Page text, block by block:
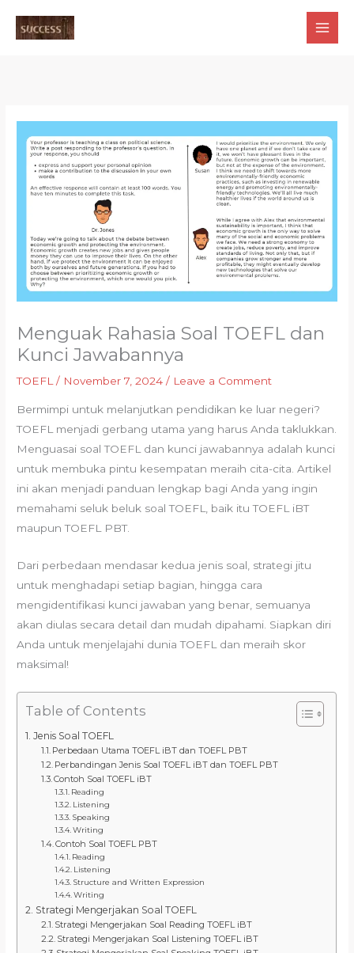
Menguak Rahasia Soal TOEFL dan
Kunci Jawabannya
TOEFL/ November 7, 2024/ Leave a Comment
Bermimpi untuk melanjutkan pendidikan ke luar negeri?
TOEFL menjadi gerbang utama yang harus Anda taklukkan.
Menguasai soal TOEFL dan kunci jawabannya adalah kunci
untuk membuka pintu kesempatan meraih cita-cita. Artikel
ini akan menjadi panduan lengkap bagi Anda yang ingin
memahami seluk beluk soal TOEFL, baik itu TOEFL iBT
maupun TOEFL PBT.
Dari perbedaan mendasar kedua jenis soal, strategi jitu
untuk menghadapi setiap bagian, hingga cara
mengidentifikasi kunci jawaban yang benar, semuanya
akan diulas secara detail dan mudah dipahami. Siapkan diri
Anda untuk menjelajahi dunia TOEFL dan meraih skor
maksimal!
Table of Contents
Jenis Soal TOEFL
Perbedaan Utama TOEFL iBT dan TOEFL PBT
Perbandingan Jenis Soal TOEFL iBT dan TOEFL PBT
Contoh Soal TOEFL iBT
Reading
Listening
Speaking
Writing
Contoh Soal TOEFL PBT
Reading
Listening
Structure and Written Expression
Writing
Strategi Mengerjakan Soal TOEFL
Strategi Mengerjakan Soal Reading TOEFL iBT
Strategi Mengerjakan Soal Listening TOEFL iBT